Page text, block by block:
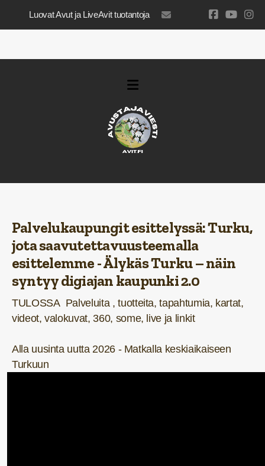
Luovat Avut ja LiveAvit tuotantoja luovatavut@gmail.com
Palvelukaupungit esittelyssä:Turku,
jota saavutettavuusteemalla
esittelemme -Älykäs Turku – näin
syntyy digiajan kaupunki 2.0
TULOSSA Palveluita ,tuotteita,tapahtumia, kartat,
videot,valokuvat, 360, some, live ja linkit
Alla uusinta uutta 2026 - Matkalla keskiaikaiseen
Turkuun